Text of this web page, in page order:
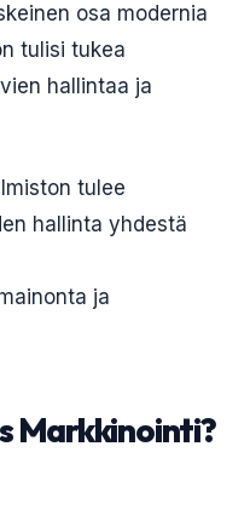
osa modernia
tulisi tukea
hallintaa ja
tulee
hallinta yhdestä
ja
Markkinointi?